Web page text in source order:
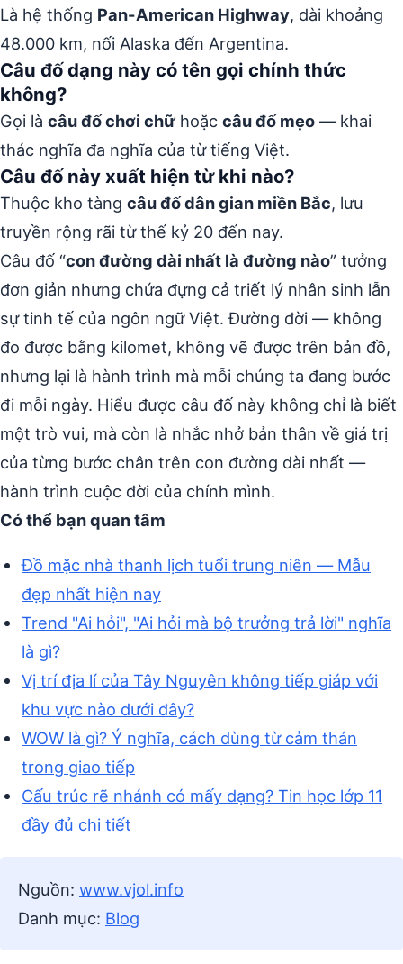
Là hệ thống Pan-American Highway, dài khoảng
48.000 km, nối Alaska đến Argentina.
Câu đố dạng này có tên gọi chính thức
không?
Gọi là câu đố chơi chữ hoặc câu đố mẹo — khai
thác nghĩa đa nghĩa của từ tiếng Việt.
Câu đố này xuất hiện từ khi nào?
Thuộc kho tàng câu đố dân gian miền Bắc, lưu
truyền rộng rãi từ thế kỷ 20 đến nay.
Câu đố “con đường dài nhất là đường nào” tưởng
đơn giản nhưng chứa đựng cả triết lý nhân sinh lẫn
sự tinh tế của ngôn ngữ Việt. Đường đời — không
đo được bằng kilomet, không vẽ được trên bản đồ,
nhưng lại là hành trình mà mỗi chúng ta đang bước
đi mỗi ngày. Hiểu được câu đố này không chỉ là biết
một trò vui, mà còn là nhắc nhở bản thân về giá trị
của từng bước chân trên con đường dài nhất —
hành trình cuộc đời của chính mình.
Có thể bạn quan tâm
Đồ mặc nhà thanh lịch tuổi trung niên — Mẫu
đẹp nhất hiện nay
Trend "Ai hỏi", "Ai hỏi mà bộ trưởng trả lời" nghĩa
là gì?
Vị trí địa lí của Tây Nguyên không tiếp giáp với
khu vực nào dưới đây?
WOW là gì? Ý nghĩa, cách dùng từ cảm thán
trong giao tiếp
Cấu trúc rẽ nhánh có mấy dạng? Tin học lớp 11
đầy đủ chi tiết
Nguồn: www.vjol.info
Danh mục: Blog